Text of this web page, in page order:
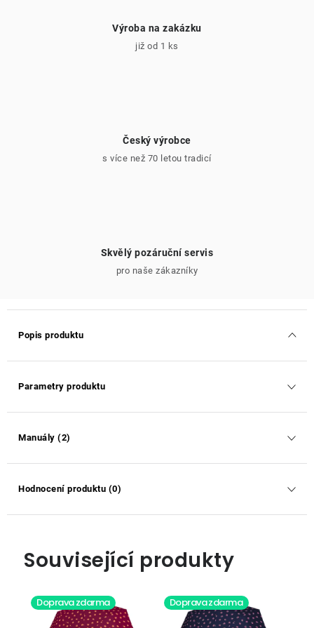
Výroba na zakázku
již od 1 ks
Český výrobce
s více než 70 letou tradicí
Skvělý pozáruční servis
pro naše zákazníky
Popis produktu
Parametry produktu
Manuály (2)
Hodnocení produktu (0)
Související produkty
Doprava zdarma Doprava zdarma